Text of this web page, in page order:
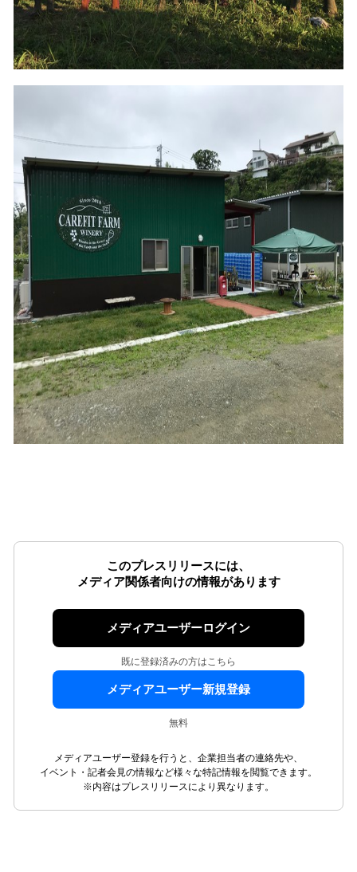
このプレスリリースには、
メディア関係者向けの情報があります
メディアユーザーログイン
既に登録済みの方はこちら
メディアユーザー新規登録
無料
メディアユーザー登録を行うと、企業担当者の連絡先や、
イベント・記者会見の情報など様々な特記情報を閲覧できます。
※内容はプレスリリースにより異なります。